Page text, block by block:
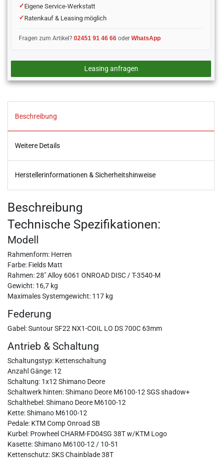
Eigene Service-Werkstatt
Ratenkauf & Leasing möglich
Fragen zum Artikel?02451 91 46 66 oderWhatsApp
Leasing anfragen
Beschreibung
Weitere Details
Herstellerinformationen & Sicherheitshinweise
Beschreibung
Technische Spezifikationen:
Modell
Rahmenform: Herren
Farbe: Fields Matt
Rahmen: 28" Alloy 6061 ONROAD DISC / T-3540-M
Gewicht: 16,7 kg
Maximales Systemgewicht: 117 kg
Federung
Gabel: Suntour SF22 NX1-COIL LO DS 700C 63mm
Antrieb & Schaltung
Schaltungstyp: Kettenschaltung
Anzahl Gänge: 12
Schaltung: 1x12 Shimano Deore
Schaltwerk hinten: Shimano Deore M6100-12 SGS shadow+
Schalthebel: Shimano Deore M6100-12
Kette: Shimano M6100-12
Pedale: KTM Comp Onroad SB
Kurbel: Prowheel CHARM-FD04SG 38T w/KTM Logo
Kasette: Shimano M6100-12 / 10-51
Kettenschutz: SKS Chainblade 38T